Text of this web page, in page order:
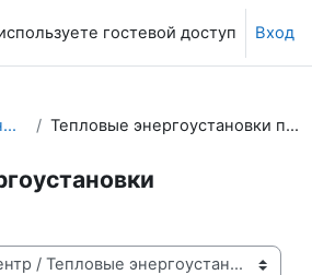
гостевой доступ Вход
Аттестационный центр Тепловые энергоустановки потребителей